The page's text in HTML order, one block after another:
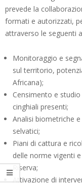
prevede la
formati e autorizzati,
attraverso le seguenti
Monitoraggio e
sul territorio,
Africana);
Censimento e
cinghiali presenti;
Analisi biometriche
selvatici;
Piani di cattura e
delle norme vigenti
Riserva;
Attivazione di